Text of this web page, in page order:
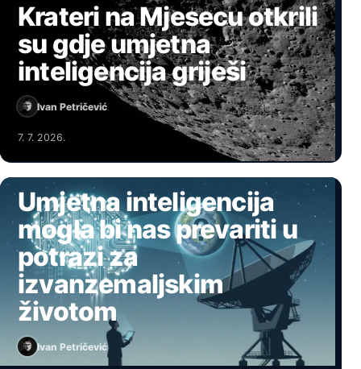
Krateri na Mjesecu otkrili
su gdje umjetna
inteligencija griješi
Ivan Petričević
7. 7. 2026.
Umjetna inteligencija
mogla bi nas prevariti u
potrazi za
izvanzemaljskim
životom
Ivan Petričević